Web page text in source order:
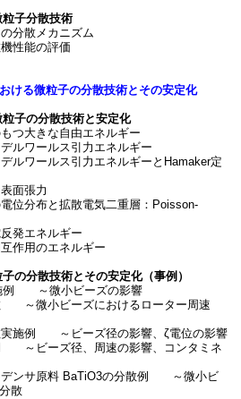
子分散技術
散メカニズム
能の評価
ける微粒子の分散技術とその安定化
子の分散技術と安定化
大きな自由エネルギー
ワールス引力エネルギー
ワールス引力エネルギーとHamaker定
面張力
分布と拡散電気二重層：Poisson-
エネルギー
用のエネルギー
の分散技術とその安定化（事例）
～微小ビーズの影響
微小ビーズにおけるローター周速
例 ～ビーズ径の影響、ζ電位の影響
ーズ径、周速の影響、コンタミネ
サ原料 BaTiO3の分散例 ～微小ビ
散